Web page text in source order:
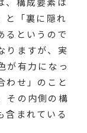
と「裏に隠れ
るというので
りますが、実
が有力になっ
わせ」のこと
その内側の構
含まれている